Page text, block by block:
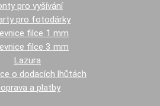
pro vyšívání
pro fotodárky
filce 1 mm
filce 3 mm
Lazura
o dodacích lhůtách
a platby